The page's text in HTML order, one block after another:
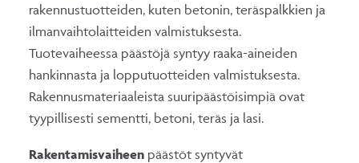
rakennustuotteiden, kuten betonin, teräspalkkien ja
ilmanvaihtolaitteiden valmistuksesta.
Tuotevaiheessa päästöjä syntyy raaka-aineiden
hankinnasta ja lopputuotteiden valmistuksesta.
Rakennusmateriaaleista suuripäästöisimpiä ovat
tyypillisesti sementti, betoni, teräs ja lasi.
Rakentamisvaiheen päästöt syntyvät